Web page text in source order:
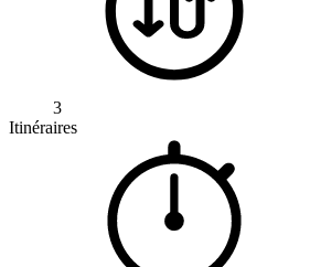
3
Itinéraires